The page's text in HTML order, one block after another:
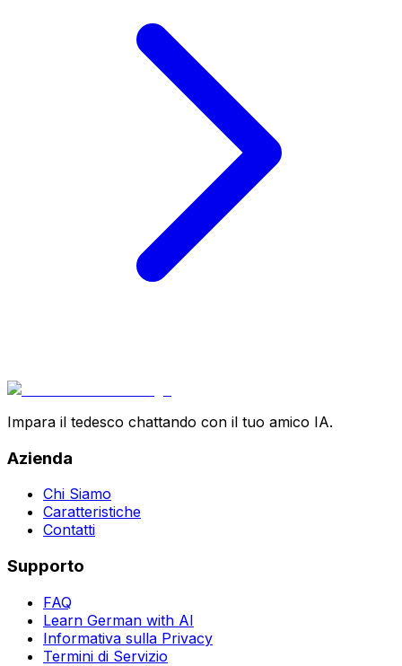
Impara il tedesco chattando con il tuo amico IA.
Azienda
Chi Siamo
Caratteristiche
Contatti
Supporto
FAQ
Learn German with AI
Informativa sulla Privacy
Termini di Servizio